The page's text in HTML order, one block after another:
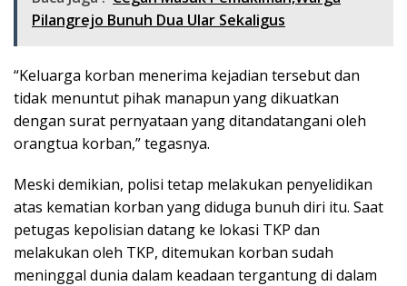
Pilangrejo Bunuh Dua Ular Sekaligus
“Keluarga korban menerima kejadian tersebut dan
tidak menuntut pihak manapun yang dikuatkan
dengan surat pernyataan yang ditandatangani oleh
orangtua korban,” tegasnya.
Meski demikian, polisi tetap melakukan penyelidikan
atas kematian korban yang diduga bunuh diri itu. Saat
petugas kepolisian datang ke lokasi TKP dan
melakukan oleh TKP, ditemukan korban sudah
meninggal dunia dalam keadaan tergantung di dalam